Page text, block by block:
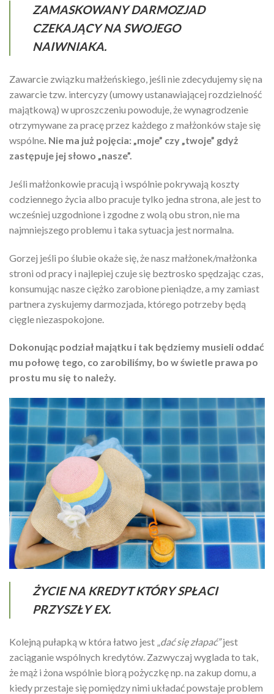
ZAMASKOWANY DARMOZJAD
CZEKAJĄCY NA SWOJEGO
NAIWNIAKA.
Zawarcie związku małżeńskiego, jeśli nie zdecydujemy się na
zawarcie tzw. intercyzy (umowy ustanawiającej rozdzielność
majątkową) w uproszczeniu powoduje, że wynagrodzenie
otrzymywane za pracę przez każdego z małżonków staje się
wspólne. Nie ma już pojęcia: „moje” czy „twoje” gdyż
zastępuje jej słowo „nasze”.
Jeśli małżonkowie pracują i wspólnie pokrywają koszty
codziennego życia albo pracuje tylko jedna strona, ale jest to
wcześniej uzgodnione i zgodne z wolą obu stron, nie ma
najmniejszego problemu i taka sytuacja jest normalna.
Gorzej jeśli po ślubie okaże się, że nasz małżonek/małżonka
stroni od pracy i najlepiej czuje się beztrosko spędzając czas,
konsumując nasze ciężko zarobione pieniądze, a my zamiast
partnera zyskujemy darmozjada, którego potrzeby będą
cięgle niezaspokojone.
Dokonując podział majątku i tak będziemy musieli oddać
mu połowę tego, co zarobiliśmy, bo w świetle prawa po
prostu mu się to należy.
ŻYCIE NA KREDYT KTÓRY SPŁACI
PRZYSZŁY EX.
Kolejną pułapką w która łatwo jest „ dać się złapać”jest
zaciąganie wspólnych kredytów. Zazwyczaj wyglada to tak,
że mąż i żona wspólnie biorą pożyczkę np. na zakup domu, a
kiedy przestaje się pomiędzy nimi układać powstaje problem